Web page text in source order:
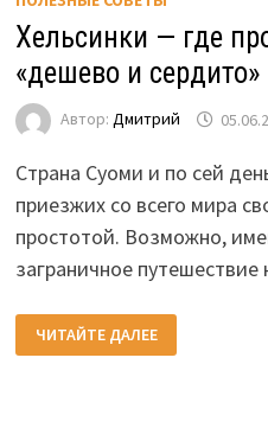
Хельсинки — где
«дешево и сердито»
Автор: Дмитрий
Страна Суоми и по сей
приезжих со всего мира
простотой. Возможно,
заграничное
ХЕЛЬСИНКИ
—
ГДЕ
ЧИТАЙТЕ ДАЛЕЕ